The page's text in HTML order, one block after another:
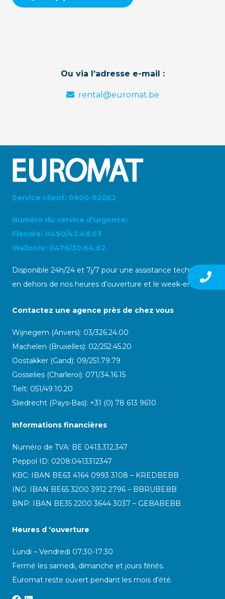
Ou via l’adresse e-mail :
rental@euromat.be
Service client: 0800-82062
Numéro du service d’urgence:
Flandre: 0490/42.48.53
Wallonie: 0476/30.64.62
Disponible 24h/24 et 7j/7 pour une assistance technique
en dehors de nos heures d’ouverture et le week-end
Contactez une agence près de chez vous
Wijnegem (Anvers): 03/326.24.00
Machelen (Bruxelles): 02/252.45.20
Oostakker (Gand): 09/251.79.79
Gosselies (Charleroi): 071/34.16.15
Tielt: 051/49.10.20
Sliedrecht (Pays-Bas): +31 (0) 78 613 9610
Informations financières
Numéro de TVA: BE 0413.312.347
Peppol ID: 0208:0413312347
KBC: IBAN BE63 4164 0993 3108 – KREDBEBB
ING: IBAN BE65 3200 3912 2796 – BBRUBEBB
BNP: IBAN BE35 2200 3644 3037 – GEBABEBB
Heures d ‘ouverture
Lundi – Vendredi 07:30-17:30
Fermé les samedi, dimanche et jours fériés.
Euromat reste ouvert pendant les mois d’été.